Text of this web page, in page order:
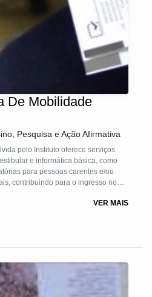
De Mobilidade
Pesquisa e Ação Afirmativa
pelo Instituto oferece serviços
e informática básica, como
para pessoas carentes e/ou
contribuindo para o ingresso no
VER MAIS